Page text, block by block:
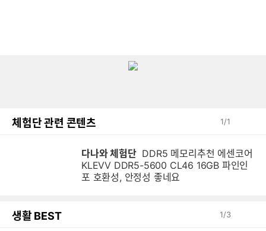
체험단 관련 콘텐츠 1/1
다나와 체험단
KLEVV DDR5-5600 CL46 16GB 파인인
포 호환성, 안정성 좋네요
생활 BEST 1/3